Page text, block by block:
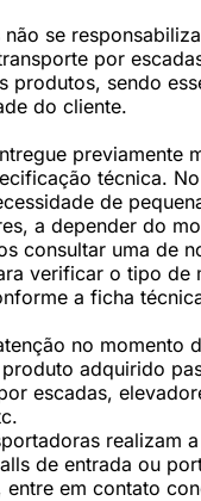
não se
por
produtos, sendo
do cliente.
previamente
técnica.
de
a depender do
consultar uma de
verificar o tipo de
a ficha
no momento
adquirido
escadas,
realizam
de entrada ou
entre em contato